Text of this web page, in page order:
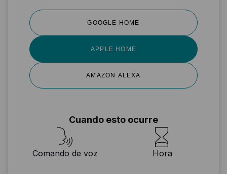
GOOGLE HOME
APPLE HOME
AMAZON ALEXA
Cuando esto ocurre
Comando de voz Hora